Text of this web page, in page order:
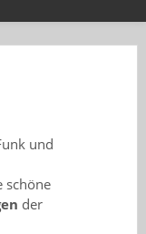
und
schöne
der